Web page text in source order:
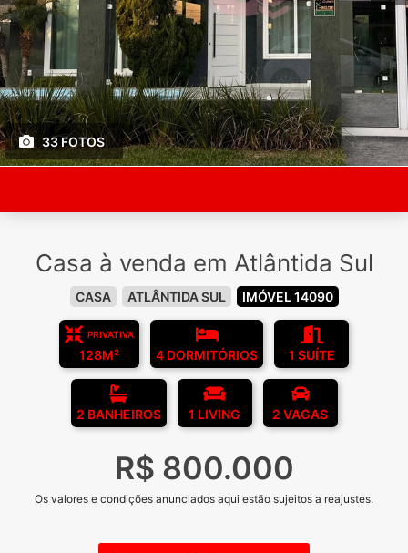
33 FOTOS
Casa à venda em Atlântida Sul
CASA ATLÂNTIDA SUL IMÓVEL 14090
PRIVATIVA
128M² 4 DORMITÓRIOS 1 SUÍTE
2 BANHEIROS 1 LIVING 2 VAGAS
R$ 800.000
Os valores e condições anunciados aqui estão sujeitos a reajustes.